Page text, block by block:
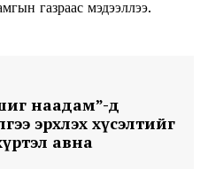
газраас мэдээллээ.
наадам”-д
эрхлэх хүсэлтийг
авна